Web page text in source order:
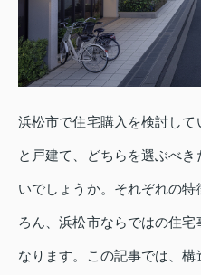
浜松市で住宅購入を検討し
と戸建て、どちらを選ぶべ
いでしょうか。それぞれの
ろん、浜松市ならではの住
なります。この記事では、構